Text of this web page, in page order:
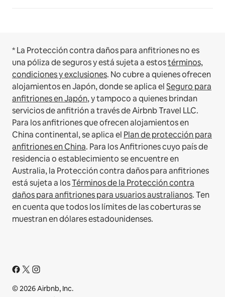
* La Protección contra daños para anfitriones no es
una póliza de seguros y está sujeta a estostérminos,
condiciones y exclusiones. No cubre a quienes ofrecen
alojamientos en Japón, donde se aplica elSeguro para
anfitriones en Japón, y tampoco a quienes brindan
servicios de anfitrión a través de Airbnb Travel LLC.
Para los anfitriones que ofrecen alojamientos en
China continental, se aplica el Plan de protección para
anfitriones en China. Para los Anfitriones cuyo país de
residencia o establecimiento se encuentre en
Australia, la Protección contra daños para anfitriones
está sujeta a losTérminos de la Protección contra
daños para anfitriones para usuarios australianos. Ten
en cuenta que todos los límites de las coberturas se
muestran en dólares estadounidenses.
© 2026 Airbnb, Inc.